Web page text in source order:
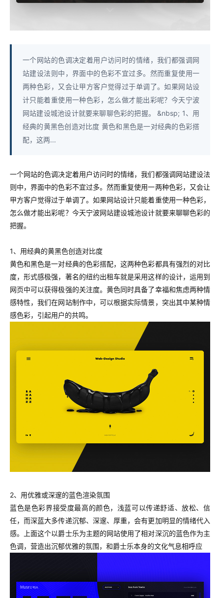
一个网站的色调决定着用户访问时的情绪，我们都强调网
站建设法则中，界面中的色彩不宜过多。然而重复使用一
两种色彩，又会让甲方客户觉得过于单调了。如果网站设
计只能着重使用一种色彩，怎么做才能出彩呢？今天宁波
网站建设城池设计就要来聊聊色彩的把握。 &nbsp; 1、用
经典的黄黑色创造对比度 黄色和黑色是一对经典的色彩搭
配，这两...
一个网站的色调决定着用户访问时的情绪，我们都强调网站建设法
则中，界面中的色彩不宜过多。然而重复使用一两种色彩，又会让
甲方客户觉得过于单调了。如果网站设计只能着重使用一种色彩，
怎么做才能出彩呢？今天宁波网站建设城池设计就要来聊聊色彩的
把握。
1、用经典的黄黑色创造对比度
黄色和黑色是一对经典的色彩搭配，这两种色彩都具有强烈的对比
度，形式感极强，著名的纽约出租车就是采用这样的设计，运用到
网页中可以获得极强的关注度。黄色同时具备了幸福和焦虑两种情
感特性，我们在网站制作中，可以根据实际情景，突出其中某种情
感色彩，引起用户的共鸣。
2、用优雅或深邃的蓝色渲染氛围
蓝色是色彩界接受度最高的颜色，浅蓝可以传递舒适、放松、信
任，而深蓝大多传递沉郁、深邃、厚重，会有更加明显的情绪代入
感。上面这个以爵士乐为主题的网站使用了相对深沉的蓝色作为主
色调，营造出沉郁优雅的氛围，和爵士乐本身的文化气息相呼应